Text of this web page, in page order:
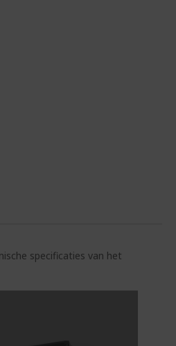
specificaties van het